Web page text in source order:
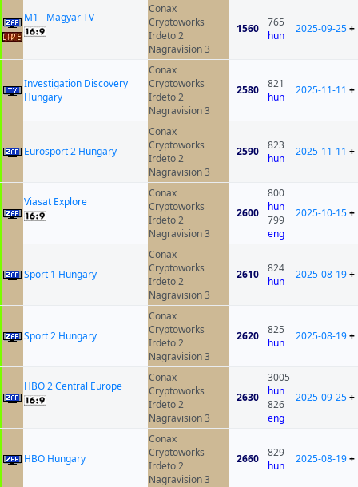
M1 - Magyar TV
Conax
Cryptoworks
Irdeto 2
Nagravision 3
1560
765
hun
2025-09-25+
Investigation Discovery
Hungary
Conax
Cryptoworks
Irdeto 2
Nagravision 3
2580
821
hun
2025-11-11 +
Eurosport 2 Hungary
Conax
Cryptoworks
Irdeto 2
Nagravision 3
2590
823
hun
2025-11-11 +
Viasat Explore
Conax
Cryptoworks
Irdeto 2
Nagravision 3
2600
800
hun
799
eng
2025-10-15+
Sport 1 Hungary
Conax
Cryptoworks
Irdeto 2
Nagravision 3
2610
824
hun
2025-08-19+
Sport 2 Hungary
Conax
Cryptoworks
Irdeto 2
Nagravision 3
2620
825
hun
2025-08-19+
HBO 2 Central Europe
Conax
Cryptoworks
Irdeto 2
Nagravision 3
2630
3005
hun
826
eng
2025-09-25+
HBO Hungary
Conax
Cryptoworks
Irdeto 2
Nagravision 3
2660
829
hun
2025-08-19+